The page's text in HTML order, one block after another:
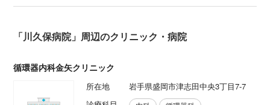
「川久保病院」周辺のクリニック・病院
循環器内科金矢クリニック
所在地
岩手県盛岡市津志田中央3丁目7-7